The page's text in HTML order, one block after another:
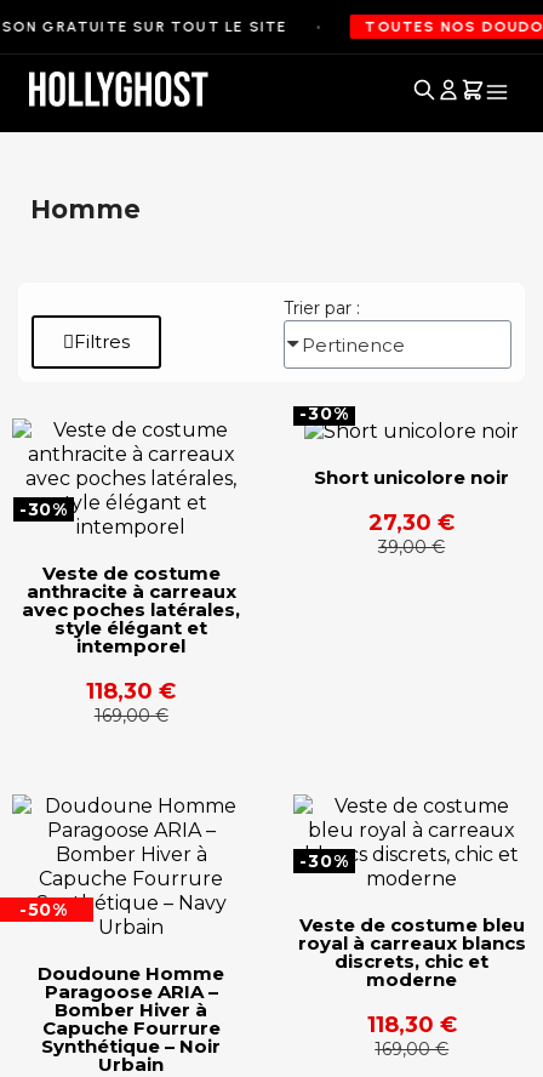
GRATUITE SUR TOUT LE SITE TOUTES NOS
Accueil
Homme
Filtres
Trier par :
Veste de costume
anthracite à carreaux
avec poches latérales,
style élégant et
intemporel
169,00 €
118,30 €
-30%
Short unicolore noir
39,00 €
27,30 €
-30%
Doudoune Homme
Paragoose ARIA –
Bomber Hiver à
Capuche Fourrure
Synthétique – Noir
Urbain
-50%
Veste de costume bleu
royal à carreaux blancs
discrets, chic et
moderne
169,00 €
118,30 €
-30%